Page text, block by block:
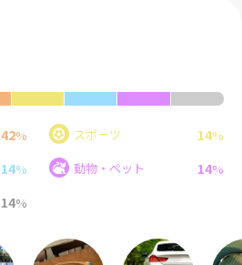
42% スポーツ 14%
14% 動物・ペット 14%
14%